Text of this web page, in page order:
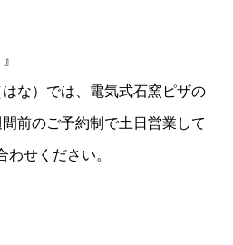
な）では、電気式石窯ピザの
前のご予約制で土日営業して
わせください。